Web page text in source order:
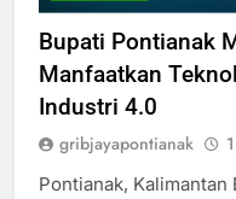
Bupati Pontianak
Manfaatkan
Industri 4.0
gribjayapontianak
Pontianak,